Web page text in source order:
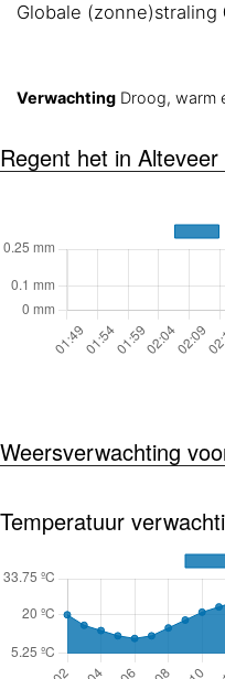
Globale (zonne)straling
Verwachting Droog, warm
Regent het in
Weersverwachting
Temperatuur